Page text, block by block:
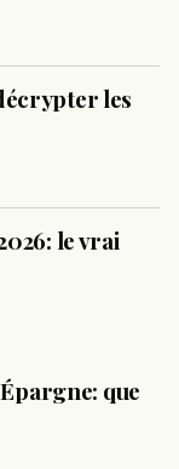
les
le vrai
que